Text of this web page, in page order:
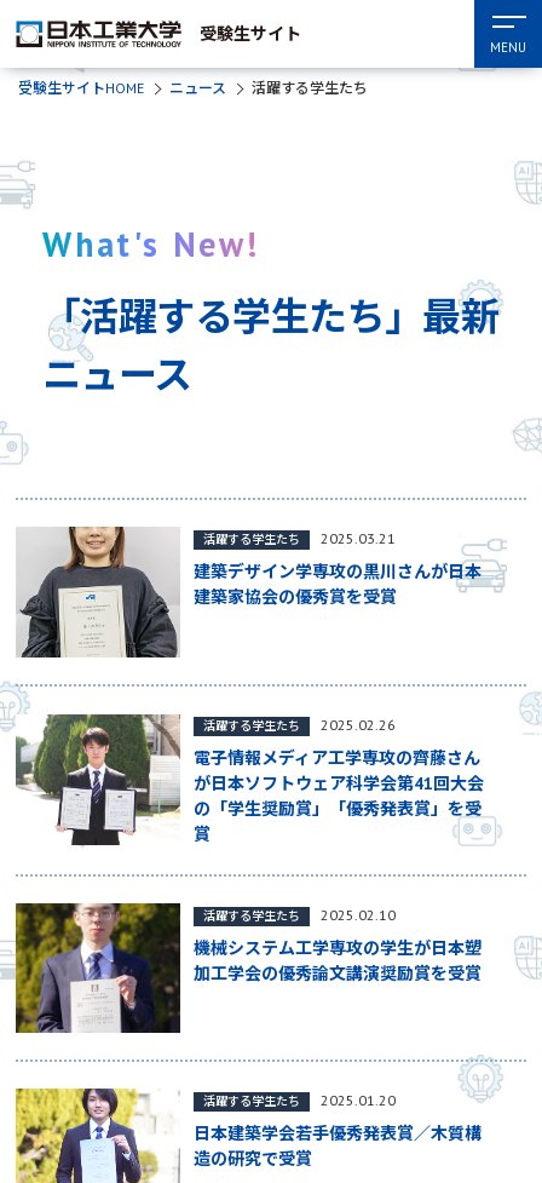
受験生サイト
MENU
受験生サイトHOME ニュース 活躍する学生たち
What's New!
「活躍する学生たち」最新
ニュース
建築デザイン学専攻の黒川さんが日本
建築家協会の優秀賞を受賞
活躍する学生たち 2025.03.21
電子情報メディア工学専攻の齊藤さん
が日本ソフトウェア科学会第41回大会
の「学生奨励賞」「優秀発表賞」を受
賞
活躍する学生たち 2025.02.26
機械システム工学専攻の学生が日本塑
加工学会の優秀論文講演奨励賞を受賞
活躍する学生たち 2025.02.10
日本建築学会若手優秀発表賞／木質構
造の研究で受賞
活躍する学生たち 2025.01.20